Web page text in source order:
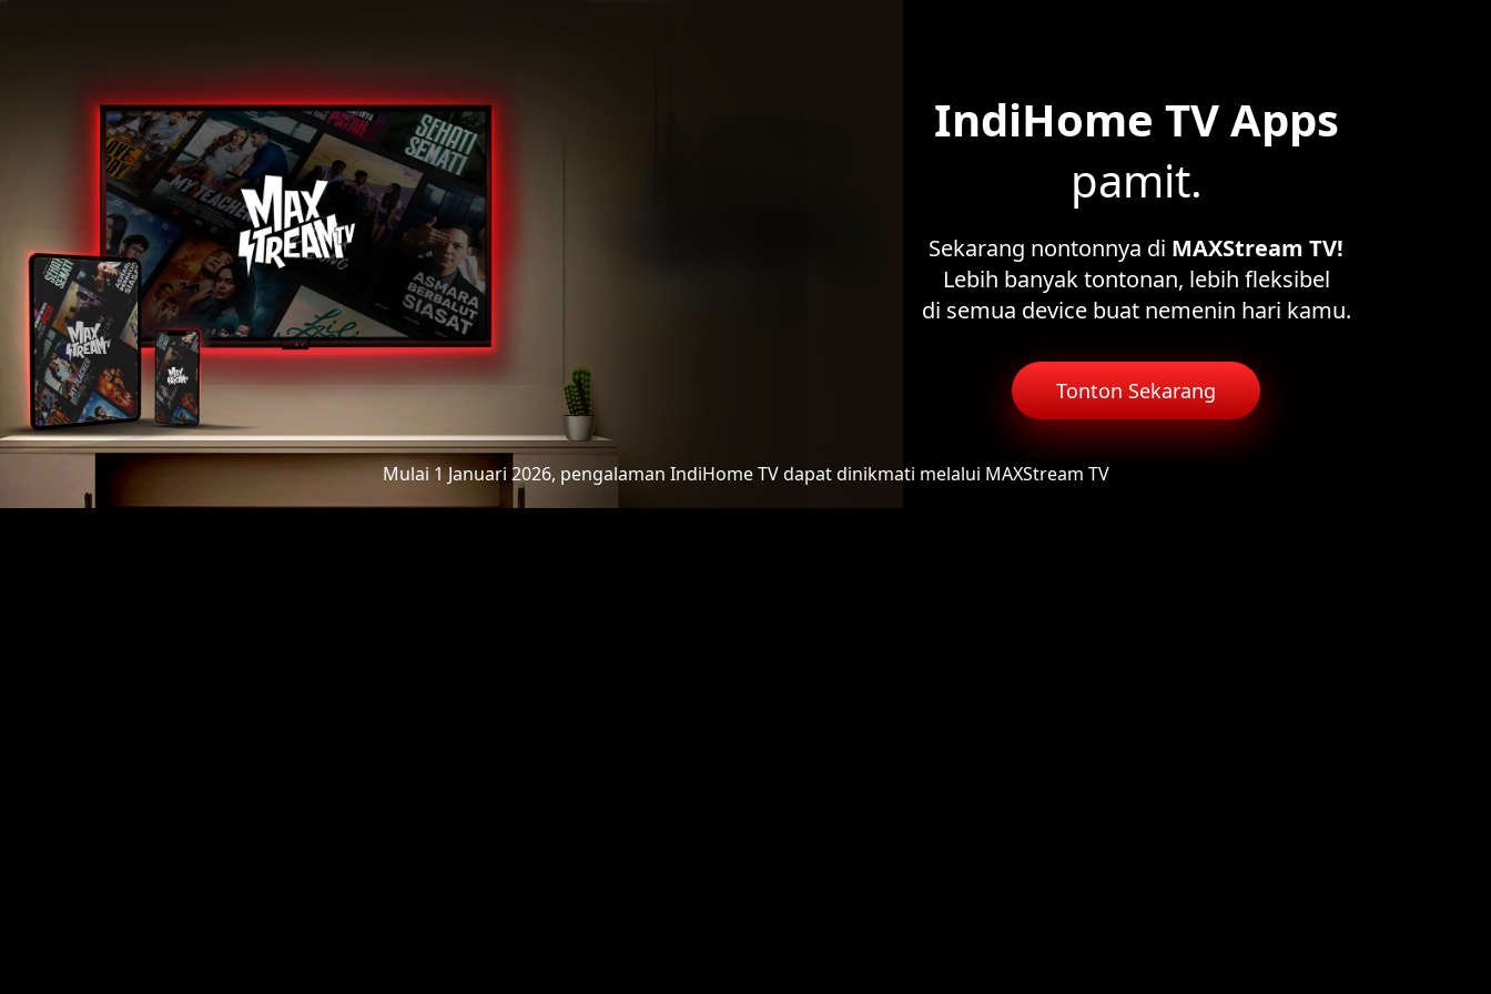
IndiHome TV Apps
pamit.
Sekarang nontonnya di MAXStream TV!
Lebih banyak tontonan, lebih fleksibel
di semua device buat nemenin hari kamu.
Tonton Sekarang
Mulai 1 Januari 2026, pengalaman IndiHome TVdapat dinikmati melalui MAXStream TV